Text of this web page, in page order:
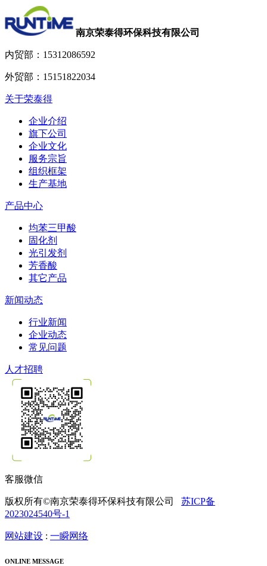
南京荣泰得环保科技有限公司
内贸部： 15312086592
外贸部： 15151822034
关于荣泰得
企业介绍
旗下公司
企业文化
服务宗旨
组织框架
生产基地
产品中心
均苯三甲酸
固化剂
光引发剂
芳香酸
其它产品
新闻动态
行业新闻
企业动态
常见问题
人才招聘
客服微信
版权所有©南京荣泰得环保科技有限公司 苏ICP备
2023024540号-1
网站建设 : 一瞬网络
ONLINE MESSAGE